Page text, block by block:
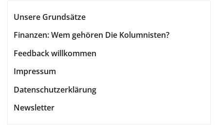
e
b
o
o
k
o
d
o
n
l s
A
p
r a
Unsere Grundsätze
Finanzen: Wem gehören Die Kolumnisten?
Feedback willkommen
Impressum
Datenschutzerklärung
Newsletter